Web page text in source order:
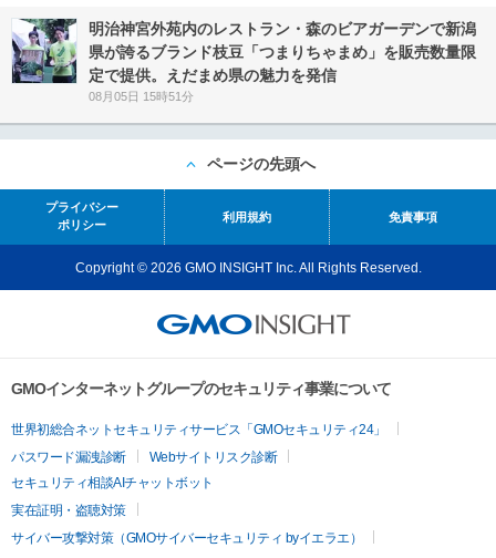
明治神宮外苑内のレストラン・森のビアガーデンで新潟
県が誇るブランド枝豆「つまりちゃまめ」を販売数量限
定で提供。えだまめ県の魅力を発信
08月05日 15時51分
ページの先頭へ
プライバシー
ポリシー
利用規約 免責事項
Copyright © 2026 GMO INSIGHT Inc. All Rights Reserved.
GMOインターネットグループのセキュリティ事業について
世界初総合ネットセキュリティサービス「GMOセキュリティ24」
パスワード漏洩診断
Webサイトリスク診断
セキュリティ相談AIチャットボット
実在証明・盗聴対策
サイバー攻撃対策（GMOサイバーセキュリティ byイエラエ）